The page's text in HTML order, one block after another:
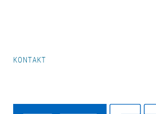
KONTAKT